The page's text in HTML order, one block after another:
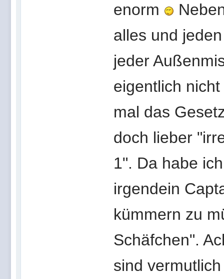
enorm
alles und
jeder
eigentlich
mal das
doch lieber
1". Da habe
irgendein
kümmern zu
Schäfchen".
sind